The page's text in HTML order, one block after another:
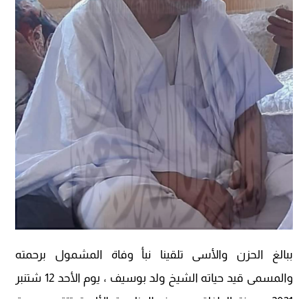
ببالغ الحزن والأسى تلقينا نبأ وفاة المشمول برحمته
والمسمى قيد حياته الشيخ ولد بوسيف ، يوم الأحد 12 شتنبر